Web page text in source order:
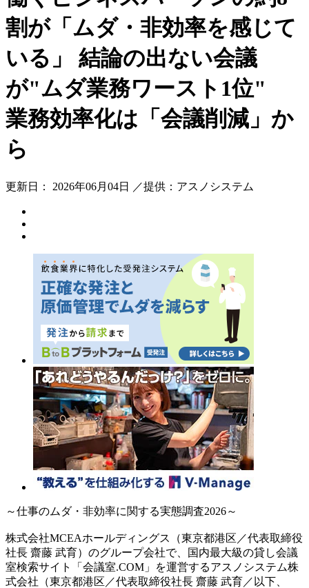
割が「ムダ・非効率を感じて
いる」 結論の出ない会議
が"ムダ業務ワースト1位"
業務効率化は「会議削減」か
ら
更新日： 2026年06月04日 ／提供：アスノシステム
～仕事のムダ・非効率に関する実態調査2026～
株式会社MCEAホールディングス（東京都港区／代表取締役
社長 齋藤 武育）のグループ会社で、国内最大級の貸し会議
室検索サイト「会議室.COM」を運営するアスノシステム株
式会社（東京都港区／代表取締役社長 齋藤 武育／以下、